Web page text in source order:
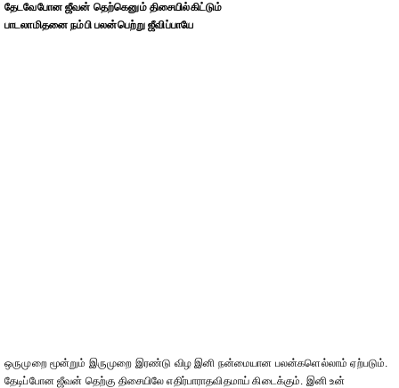
தேடவேபோன ஜீவன் தெற்கெனும் திசையில்கிட்டும்
பாடலாமிதனை நம்பி பலன்பெற்று ஜீவிப்பாயே
ஒருமுறை மூன்றும் இருமுறை இரண்டு விழ இனி நன்மையான பலன்களெல்லாம் ஏற்படும்.
தேடிப்போன ஜீவன் தெற்கு திசையிலே எதிர்பாராதவிதமாய் கிடைக்கும். இனி உன்